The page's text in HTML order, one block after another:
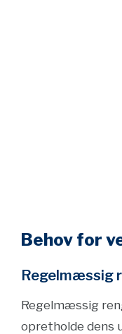
Behov for
Regelmæssig
Regelmæssig
opretholde dens